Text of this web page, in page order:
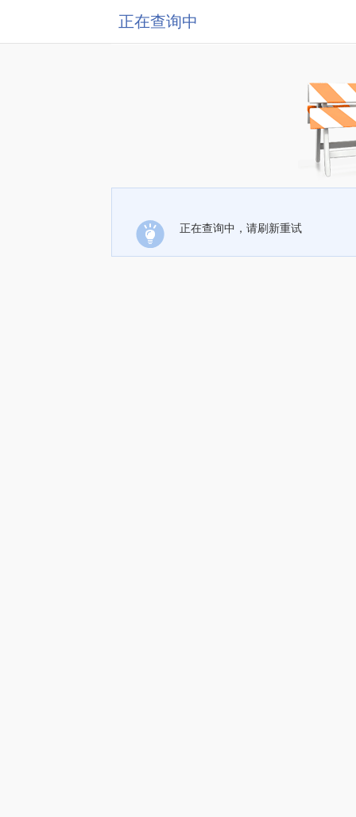
正在查询中
正在查询中，请刷新重试